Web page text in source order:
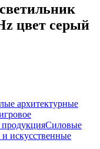
цвет серый
архитектурные
Силовые
искусственные